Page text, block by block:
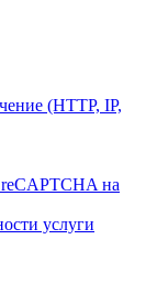
(HTTP, IP,
reCAPTCHA на
услуги